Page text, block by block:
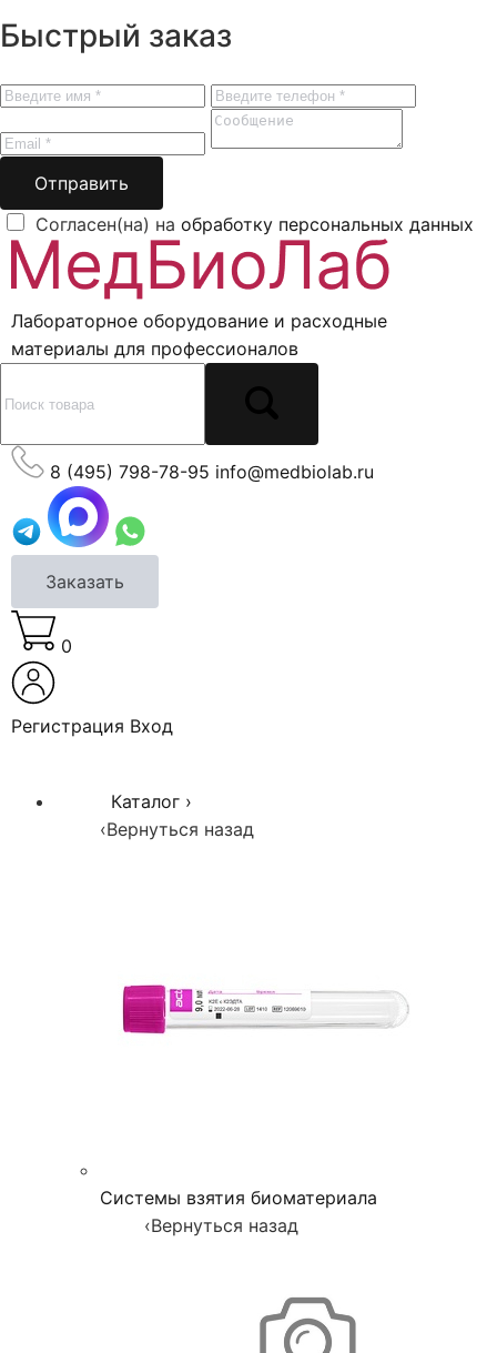
Быстрый заказ
Отправить
Согласен(на) на обработку персональных данных
Лабораторное оборудование и расходные
материалы для профессионалов
8 (495) 798-78-95 info@medbiolab.ru
Заказать
0
Регистрация Вход
Каталог ›
‹Вернуться назад
Системы взятия биоматериала
‹Вернуться назад